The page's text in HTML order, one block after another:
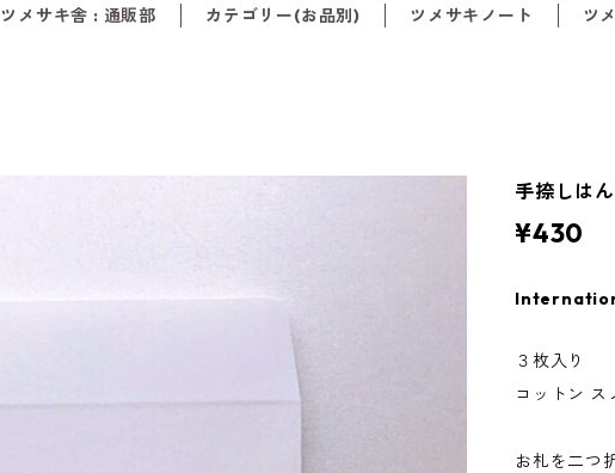
ツメサキ舎 : 通販部 カテゴリー(お品別) ツメサキノート
ツ
手捺しは
¥430
３枚入り
コットン ス
お札を二つ